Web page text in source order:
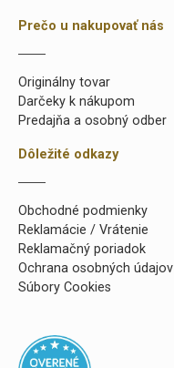
Prečo u nakupovať nás
Originálny tovar
Darčeky k nákupom
Predajňa a osobný odber
Dôležité odkazy
Obchodné podmienky
Reklamácie / Vrátenie
Reklamačný poriadok
Ochrana osobných údajov
Súbory Cookies